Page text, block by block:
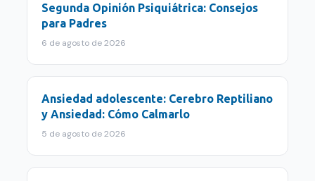
Segunda Opinión Psiquiátrica: Consejos
para Padres
6 de agosto de 2026
Ansiedad adolescente: Cerebro Reptiliano
y Ansiedad: Cómo Calmarlo
5 de agosto de 2026